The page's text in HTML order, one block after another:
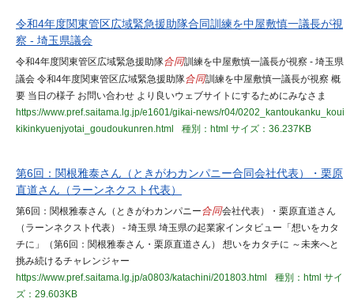
令和4年度関東管区広域緊急援助隊合同訓練を中屋敷慎一議長が視
察 - 埼玉県議会
令和4年度関東管区広域緊急援助隊合同訓練を中屋敷慎一議長が視察 - 埼玉県
議会 令和4年度関東管区広域緊急援助隊合同訓練を中屋敷慎一議長が視察 概
要 当日の様子 お問い合わせ より良いウェブサイトにするためにみなさま
https://www.pref.saitama.lg.jp/e1601/gikai-news/r04/0202_kantoukanku_koui
kikinkyuenjyotai_goudoukunren.html
種別：html サイズ：36.237KB
第6回：関根雅泰さん（ときがわカンパニー合同会社代表）・栗原
直道さん（ラーンネクスト代表）
第6回：関根雅泰さん（ときがわカンパニー合同会社代表）・栗原直道さん
（ラーンネクスト代表） - 埼玉県 埼玉県の起業家インタビュー「想いをカタ
チに」（第6回：関根雅泰さん・栗原直道さん） 想いをカタチに ～未来へと
挑み続けるチャレンジャー
https://www.pref.saitama.lg.jp/a0803/katachini/201803.html
種別：html サイ
ズ：29.603KB